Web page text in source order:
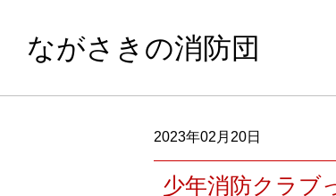
ながさきの消防団
2023年02月20日
少年消防クラブ